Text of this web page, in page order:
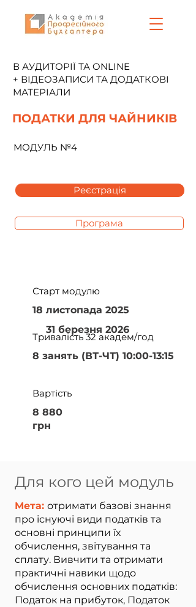
В АУДИТОРІЇ ТА ONLINE
+ ВІДЕОЗАПИСИ ТА ДОДАТКОВІ
МАТЕРІАЛИ
ПОДАТКИ ДЛЯ ЧАЙНИКІВ
МОДУЛЬ №4
Реєстрація
Програма
Старт модулю
18 листопада 2025
31 березня 2026
Тривалість 32 академ/год
8 занять (ВТ-ЧТ) 10:00-13:15
Вартість
8 880
грн
Для кого цей модуль
Мета: отримати базові знання
про існуючі види податків та
основні принципи їх
обчислення, звітування та
сплату. Вивчити та отримати
практичні навики щодо
обчислення основних податків:
Податок на прибуток, Податок